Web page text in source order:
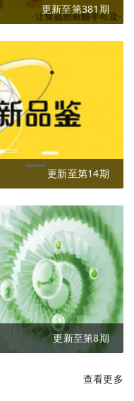
更新至第381期
更新至第14期
更新至第8期
查看更多